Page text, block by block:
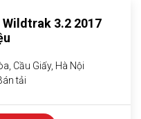
Wildtrak 3.2 2017
Cầu Giấy, Hà Nội
tải